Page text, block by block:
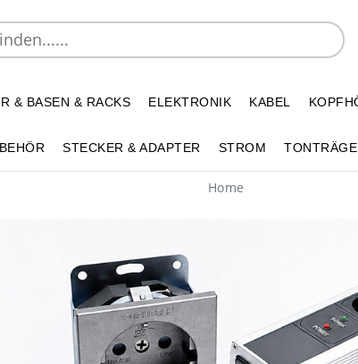
& BASEN & RACKS ELEKTRONIK KABEL
STECKER & ADAPTER STROM
Home